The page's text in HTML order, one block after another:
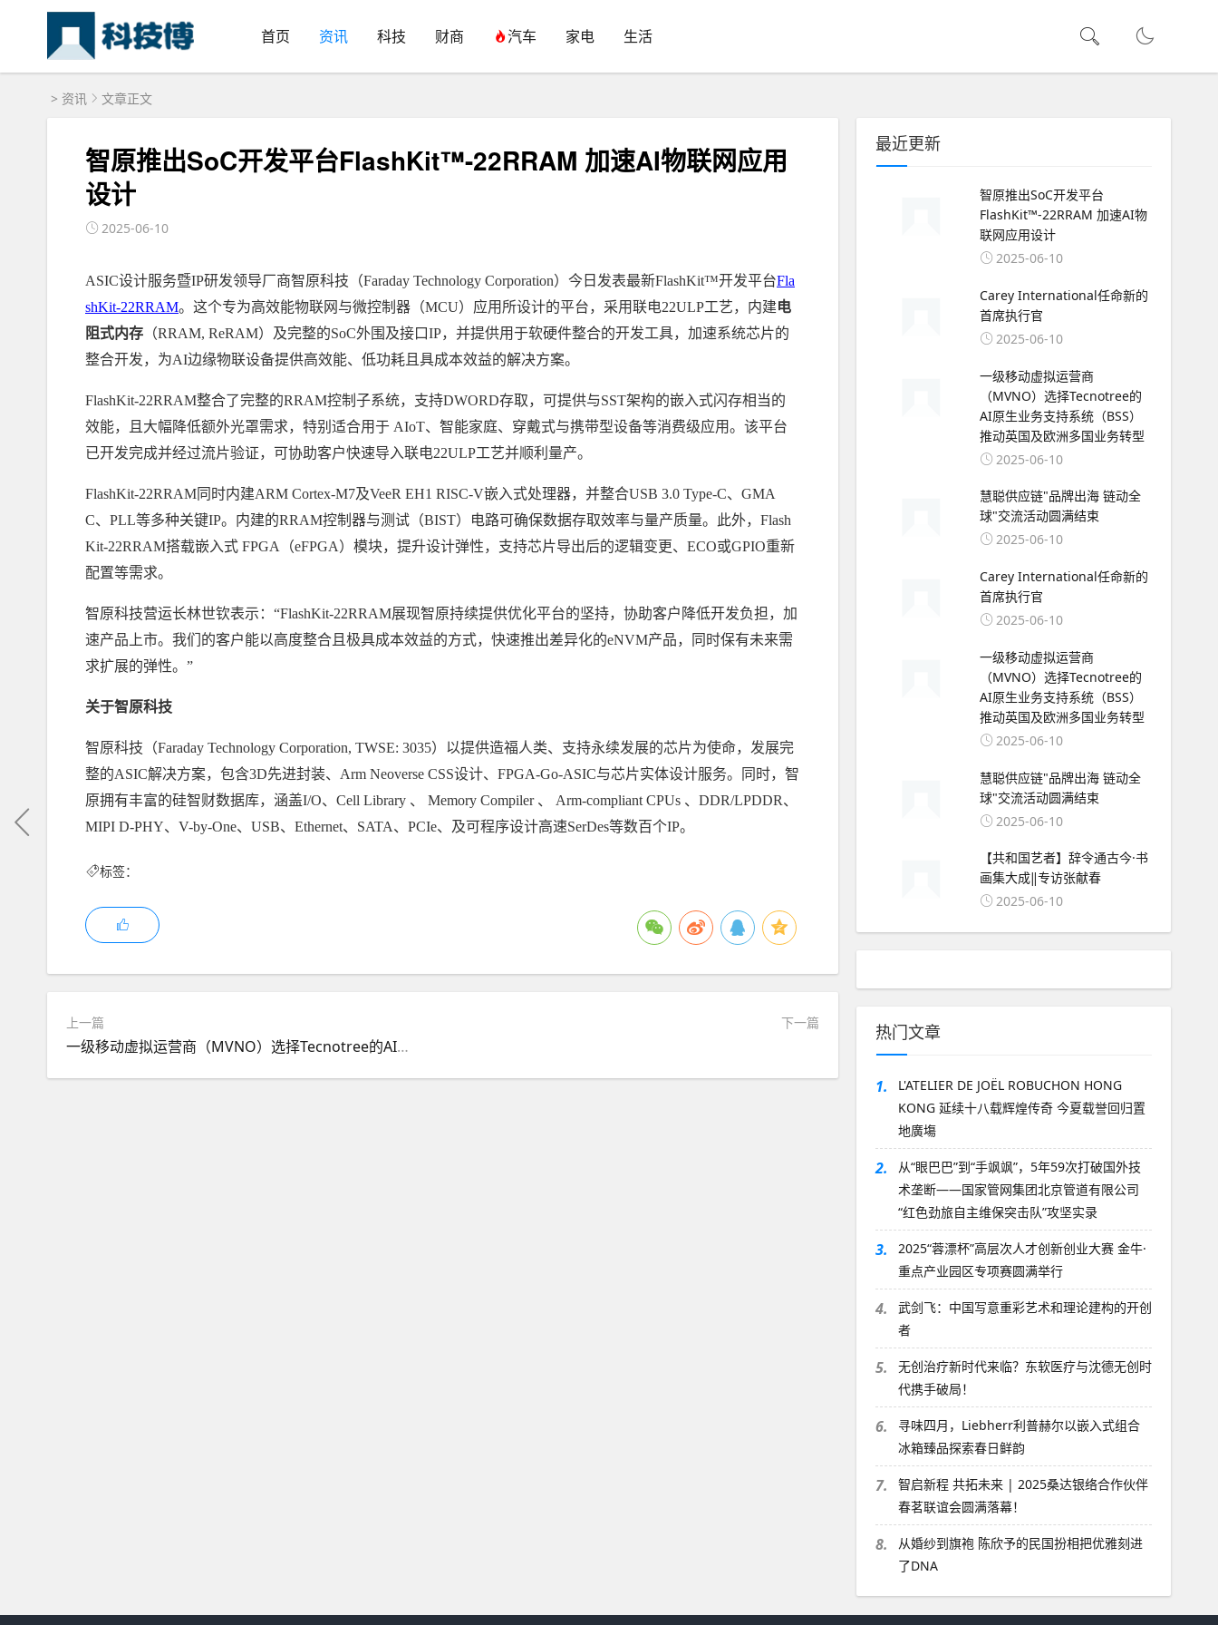
首页 资讯 科技 财商 汽车 家电 生活
> 资讯 文章正文
智原推出SoC开发平台FlashKit™-22RRAM 加速AI物联网应用
设计
2025-06-10
ASIC设计服务暨IP研发领导厂商智原科技（Faraday Technology Corporation）今日发表最新FlashKit™开发平台Fla
shKit-22RRAM。这个专为高效能物联网与微控制器（MCU）应用所设计的平台，采用联电22ULP工艺，内建电
阻式内存 （RRAM, ReRAM）及完整的SoC外围及接口IP，并提供用于软硬件整合的开发工具，加速系统芯片的
整合开发，为AI边缘物联设备提供高效能、低功耗且具成本效益的解决方案。
FlashKit-22RRAM整合了完整的RRAM控制子系统，支持DWORD存取，可提供与SST架构的嵌入式闪存相当的
效能，且大幅降低额外光罩需求，特别适合用于 AIoT、智能家庭、穿戴式与携带型设备等消费级应用。该平台
已开发完成并经过流片验证，可协助客户快速导入联电22ULP工艺并顺利量产。
FlashKit-22RRAM同时内建ARM Cortex-M7及VeeR EH1 RISC-V嵌入式处理器，并整合USB 3.0 Type-C、GMA
C、PLL等多种关键IP。内建的RRAM控制器与测试（BIST）电路可确保数据存取效率与量产质量。此外，Flash
Kit-22RRAM搭载嵌入式 FPGA（eFPGA）模块，提升设计弹性，支持芯片导出后的逻辑变更、ECO或GPIO重新
配置等需求。
智原科技营运长林世钦表示：“FlashKit-22RRAM展现智原持续提供优化平台的坚持，协助客户降低开发负担，加
速产品上市。我们的客户能以高度整合且极具成本效益的方式，快速推出差异化的eNVM产品，同时保有未来需
求扩展的弹性。”
关于智原科技
智原科技（Faraday Technology Corporation, TWSE: 3035）以提供造福人类、支持永续发展的芯片为使命，发展完
整的ASIC解决方案，包含3D先进封装、Arm Neoverse CSS设计、FPGA-Go-ASIC与芯片实体设计服务。同时，智
原拥有丰富的硅智财数据库，涵盖I/O、Cell Library 、 Memory Compiler 、 Arm-compliant CPUs 、DDR/LPDDR、
MIPI D-PHY、V-by-One、USB、Ethernet、SATA、PCIe、及可程序设计高速SerDes等数百个IP。
标签：
上一篇
一级移动虚拟运营商（MVNO）选择Tecnotree的AI原生业务支持系统（BSS）推动英国及欧洲多国业务转型
下一篇
最近更新
智原推出SoC开发平台
FlashKit™-22RRAM 加速AI物
联网应用设计
2025-06-10
Carey International任命新的
首席执行官
2025-06-10
一级移动虚拟运营商
（MVNO）选择Tecnotree的
AI原生业务支持系统（BSS）
推动英国及欧洲多国业务转型
2025-06-10
慧聪供应链"品牌出海 链动全
球"交流活动圆满结束
2025-06-10
Carey International任命新的
首席执行官
2025-06-10
一级移动虚拟运营商
（MVNO）选择Tecnotree的
AI原生业务支持系统（BSS）
推动英国及欧洲多国业务转型
2025-06-10
慧聪供应链"品牌出海 链动全
球"交流活动圆满结束
2025-06-10
【共和国艺者】辞令通古今·书
画集大成‖专访张献春
2025-06-10
热门文章
1.
L'ATELIER DE JOËL ROBUCHON HONG
KONG 延续十八载辉煌传奇 今夏载誉回归置
地廣塲
2.
从“眼巴巴”到“手飒飒”，5年59次打破国外技
术垄断——国家管网集团北京管道有限公司
“红色劲旅自主维保突击队”攻坚实录
3.
2025“蓉漂杯”高层次人才创新创业大赛 金牛·
重点产业园区专项赛圆满举行
4.
武剑飞：中国写意重彩艺术和理论建构的开创
者
5.
无创治疗新时代来临？东软医疗与沈德无创时
代携手破局！
6.
寻味四月，Liebherr利普赫尔以嵌入式组合
冰箱臻品探索春日鲜韵
7.
智启新程 共拓未来 | 2025桑达银络合作伙伴
春茗联谊会圆满落幕！
8.
从婚纱到旗袍 陈欣予的民国扮相把优雅刻进
了DNA